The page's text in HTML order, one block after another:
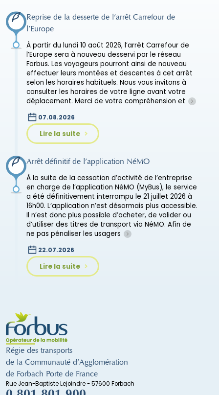
Reprise de la desserte de l’arrêt Carrefour de
l’Europe
À partir du lundi 10 août 2026, l’arrêt Carrefour de
l’Europe sera à nouveau desservi par le réseau
Forbus. Les voyageurs pourront ainsi de nouveau
effectuer leurs montées et descentes à cet arrêt
selon les horaires habituels. Nous vous invitons à
consulter les horaires de votre ligne avant votre
déplacement. Merci de votre compréhension et
Lire la suite
07.08.2026
Arrêt définitif de l’application NéMO
À la suite de la cessation d’activité de l’entreprise
en charge de l’application NéMO (MyBus), le service
a été définitivement interrompu le 21 juillet 2026 à
16h00. L’application n’est désormais plus accessible.
Il n’est donc plus possible d’acheter, de valider ou
d’utiliser des titres de transport via NéMO. Afin de
ne pas pénaliser les usagers
Lire la suite
22.07.2026
Régie des transports
de la Communauté d’Agglomération
de Forbach Porte de France
Rue Jean-Baptiste Lejoindre - 57600 Forbach